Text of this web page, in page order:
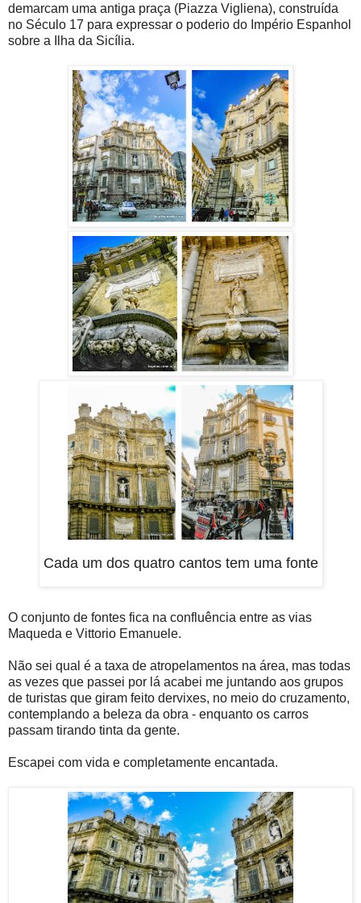
demarcam uma antiga praça (Piazza Vigliena), construída
no Século 17 para expressar o poderio do Império Espanhol
sobre a Ilha da Sicília.
Cada um dos quatro cantos tem uma fonte
O conjunto de fontes fica na confluência entre as vias
Maqueda e Vittorio Emanuele.
Não sei qual é a taxa de atropelamentos na área, mas todas
as vezes que passei por lá acabei me juntando aos grupos
de turistas que giram feito dervixes, no meio do cruzamento,
contemplando a beleza da obra - enquanto os carros
passam tirando tinta da gente.
Escapei com vida e completamente encantada.